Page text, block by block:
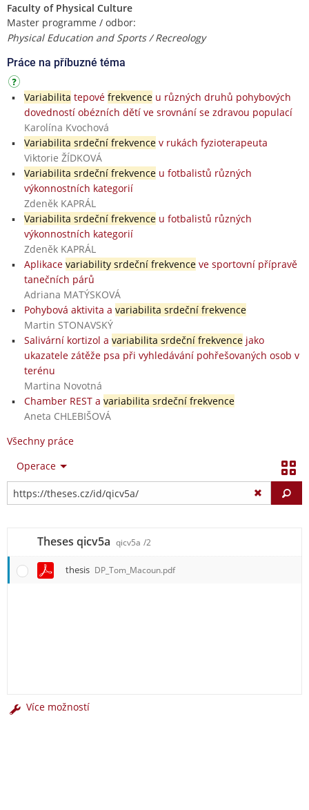
Faculty of Physical Culture
Master programme / odbor:
Physical Education and Sports / Recreology
Práce na příbuzné téma
Variabilita tepové frekvenceu různých druhů pohybových
dovedností obézních dětí ve srovnání se zdravou populací
Karolína Kvochová
Variabilita srdeční frekvencev rukách fyzioterapeuta
Viktorie ŽÍDKOVÁ
Variabilita srdeční frekvenceu fotbalistů různých
výkonnostních kategorií
Zdeněk KAPRÁL
Variabilita srdeční frekvenceu fotbalistů různých
výkonnostních kategorií
Zdeněk KAPRÁL
Aplikace variability srdeční frekvenceve sportovní přípravě
tanečních párů
Adriana MATÝSKOVÁ
Pohybová aktivita a variabilita srdeční frekvence
Martin STONAVSKÝ
Salivární kortizol a variabilita srdeční frekvencejako
ukazatele zátěže psa při vyhledávání pohřešovaných osob v
terénu
Martina Novotná
Chamber REST a variabilita srdeční frekvence
Aneta CHLEBIŠOVÁ
Všechny práce
Operace
Theses qicv5a qicv5a /2
thesis DP_Tom_Macoun.pdf
Více možností